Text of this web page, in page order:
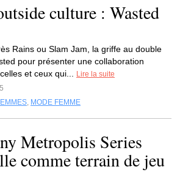
culture : Wasted
Rains ou Slam Jam, la griffe au double
pour présenter une collaboration
et ceux qui...
Lire la suite
, MODE FEMME
Metropolis Series
comme terrain de jeu